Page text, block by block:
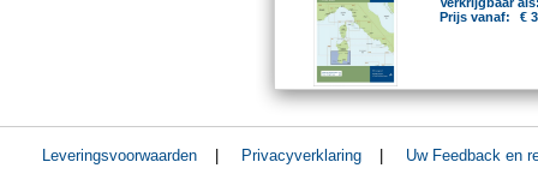
Prijs vanaf:
€
Leveringsvoorwaarden | Privacyverklaring |
Uw Feedback en